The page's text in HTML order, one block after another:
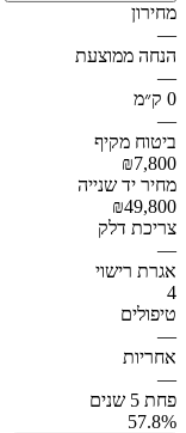
מחירון
—
הנחה ממוצעת
—
0 ק״מ
—
ביטוח מקיף
₪7,800
מחיר יד שנייה
₪49,800
צריכת דלק
—
אגרת רישוי
4
טיפולים
—
אחריות
—
פחת 5 שנים
57.8%